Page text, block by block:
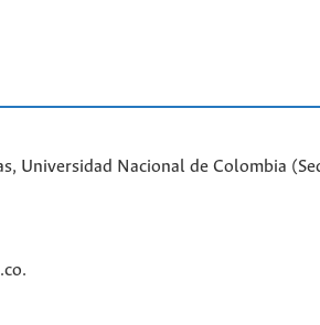
Universidad Nacional de Colombia